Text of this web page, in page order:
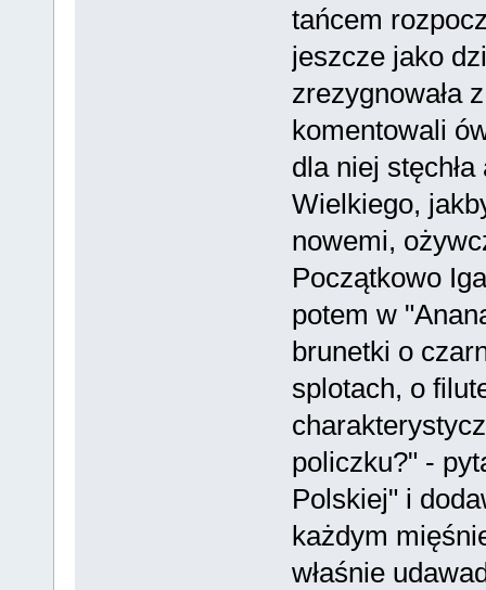
tańcem
jeszcze jako
zrezygnowała
komentowali
dla niej
Wielkiego,
nowemi,
Początkowo
potem w
brunetki o
splotach, o
policzku?" -
Polskiej" i
każdym
właśnie